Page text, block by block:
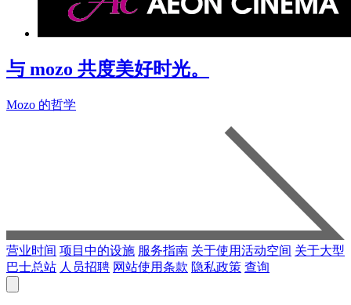
与 mozo 共度美好时光。
Mozo 的哲学
营业时间 项目中的设施 服务指南 关于使用活动空间 关于大型
巴士总站 人员招聘 网站使用条款 隐私政策 查询